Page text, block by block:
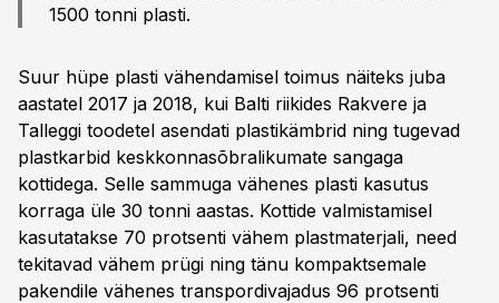
1500 tonni plasti.
Suur hüpe plasti vähendamisel toimus näiteks juba
aastatel 2017 ja 2018, kui Balti riikides Rakvere ja
Talleggi toodetel asendati plastikämbrid ning tugevad
plastkarbid keskkonnasõbralikumate sangaga
kottidega. Selle sammuga vähenes plasti kasutus
korraga üle 30 tonni aastas. Kottide valmistamisel
kasutatakse 70 protsenti vähem plastmaterjali, need
tekitavad vähem prügi ning tänu kompaktsemale
pakendile vähenes transpordivajadus 96 protsenti